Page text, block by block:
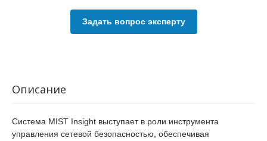
Задать вопрос эксперту
Описание
Система MIST Insight выступает в роли инструмента
управления сетевой безопасностью, обеспечивая